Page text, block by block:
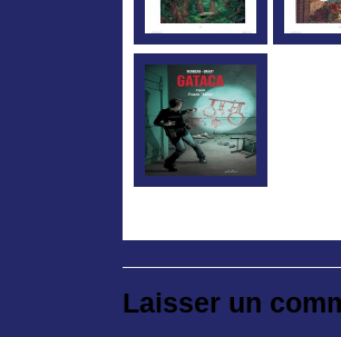
Laisser un